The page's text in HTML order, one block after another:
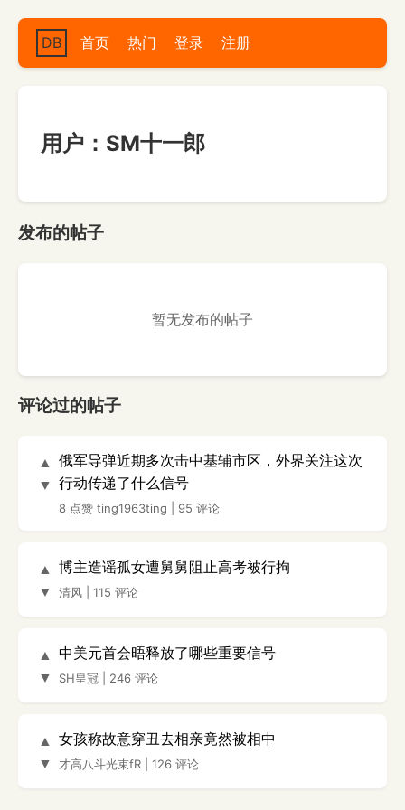
DB 首页 热门 登录 注册
用户：SM十一郎
发布的帖子
暂无发布的帖子
评论过的帖子
▲
▼
俄军导弹近期多次击中基辅市区，外界关注这次
行动传递了什么信号
8 点赞 ting1963ting 95 评论
▲
▼
博主造谣孤女遭舅舅阻止高考被行拘
清风 115 评论
▲
▼
中美元首会晤释放了哪些重要信号
SH皇冠 246 评论
▲
▼
女孩称故意穿丑去相亲竟然被相中
才高八斗光束fR 126 评论